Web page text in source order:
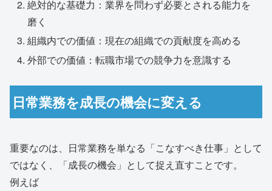
絶対的な基礎力：業界を問わず必要とされる能力を
磨く
組織内での価値：現在の組織での貢献度を高める
外部での価値：転職市場での競争力を意識する
日常業務を成長の機会に変える
重要なのは、日常業務を単なる「こなすべき仕事」として
ではなく、「成長の機会」として捉え直すことです。
例えば